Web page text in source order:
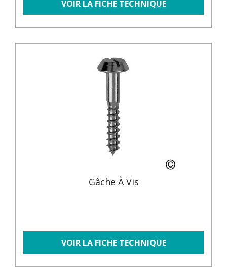
VOIR LA FICHE TECHNIQUE
Gâche À Vis
VOIR LA FICHE TECHNIQUE